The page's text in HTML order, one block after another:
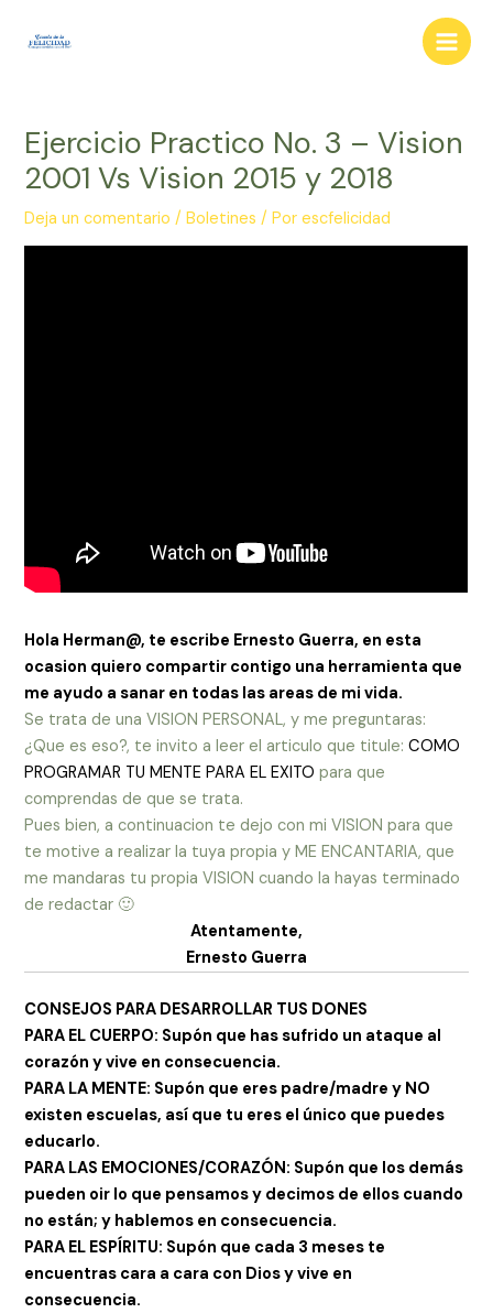
Main
Ejercicio Practico No. 3 – Vision
2001 Vs Vision 2015 y 2018
Deja un comentario /Boletines / Porescfelicidad
Hola Herman@, te escribe Ernesto Guerra, en esta
ocasion quiero compartir contigo una herramienta que
me ayudo a sanar en todas las areas de mi vida.
Se trata de una VISION PERSONAL, y me preguntaras:
¿Que es eso?, te invito a leer el articulo que titule:COMO
PROGRAMAR TU MENTE PARA EL EXITO para que
comprendas de que se trata.
Pues bien, a continuacion te dejo con mi VISION para que
te motive a realizar la tuya propia y ME ENCANTARIA, que
me mandaras tu propia VISION cuando la hayas terminado
de redactar 🙂
Atentamente,
Ernesto Guerra
CONSEJOS PARA DESARROLLAR TUS DONES
PARA EL CUERPO: Supón que has sufrido un ataque al
corazón y vive en consecuencia.
PARA LA MENTE: Supón que eres padre/madre y NO
existen escuelas, así que tu eres el único que puedes
educarlo.
PARA LAS EMOCIONES/CORAZÓN: Supón que los demás
pueden oir lo que pensamos y decimos de ellos cuando
no están; y hablemos en consecuencia.
PARA EL ESPÍRITU: Supón que cada 3 meses te
encuentras cara a cara con Dios y vive en
consecuencia.